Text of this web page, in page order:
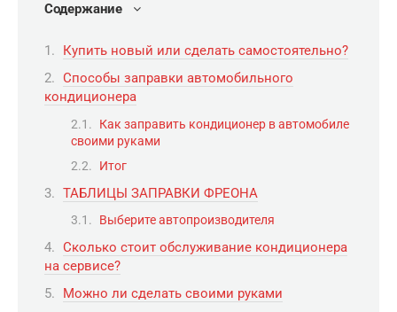
Содержание
Купить новый или сделать самостоятельно?
Способы заправки автомобильного
кондиционера
Как заправить кондиционер в автомобиле
своими руками
Итог
ТАБЛИЦЫ ЗАПРАВКИ ФРЕОНА
Выберите автопроизводителя
Сколько стоит обслуживание кондиционера
на сервисе?
Можно ли сделать своими руками